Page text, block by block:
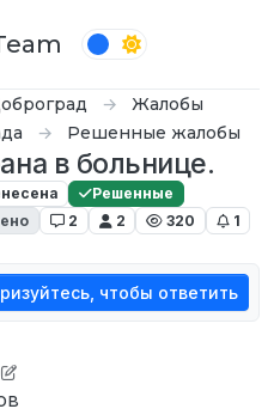
Жалобы
Решенные жалобы
в больнице.
Решенные
2 2 320 1
чтобы ответить
waka